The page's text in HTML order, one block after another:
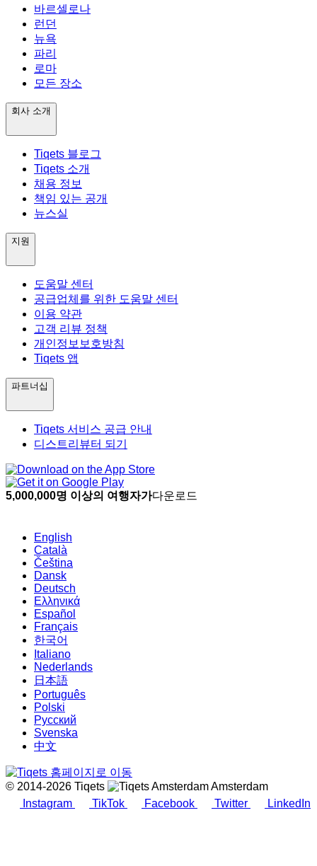
바르셀로나
런던
뉴욕
파리
로마
모든 장소
회사 소개
Tiqets 블로그
Tiqets 소개
채용 정보
책임 있는 공개
뉴스실
지원
도움말 센터
공급업체를 위한 도움말 센터
이용 약관
고객 리뷰 정책
개인정보보호방침
Tiqets 앱
파트너십
Tiqets 서비스 공급 안내
디스트리뷰터 되기
5,000,000명 이상의 여행자가다운로드
English
Català
Čeština
Dansk
Deutsch
Ελληνικά
Español
Français
한국어
Italiano
Nederlands
日本語
Português
Polski
Русский
Svenska
中文
© 2014-2026 Tiqets
Amsterdam
Instagram
TikTok Facebook Twitter LinkedIn